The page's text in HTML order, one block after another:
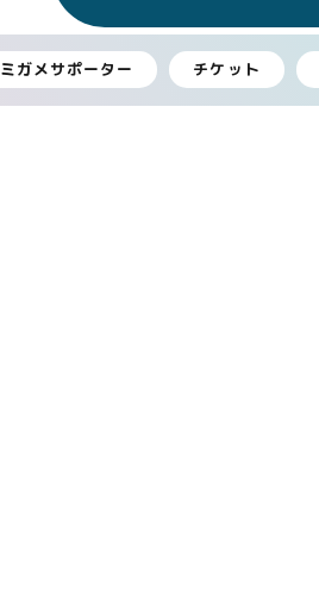
ガメサポーター チケット